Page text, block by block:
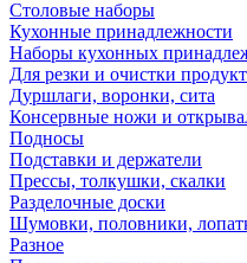
Столовые наборы
Кухонные принадлежности
Наборы кухонных
Для резки и очистки
Дуршлаги, воронки, сита
Консервные ножи и
Подносы
Подставки и держатели
Прессы, толкушки, скалки
Разделочные доски
Шумовки, половники,
Разное